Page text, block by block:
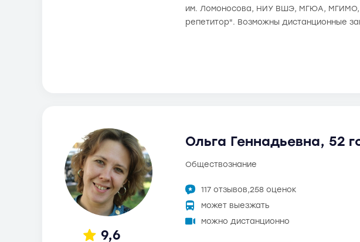
им. Ломоносова, НИУ ВШЭ, МГЮА, МГИМО,
репетитор". Возможны дистанционные
9,6
Ольга Геннадьевна, 52
обществознание
117 отзывов,258 оценок
может выезжать
можно дистанционно